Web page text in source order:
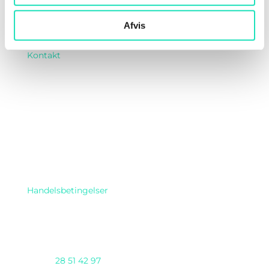
Afvis
Cookie deklaration
Kontakt
Handelsbetingelser
28 51 42 97